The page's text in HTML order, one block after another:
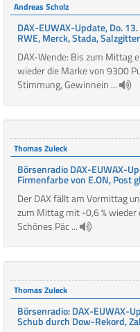
Andreas Scholz
DAX-EUWAX-Update, Do.
RWE, Merck, Stada, Salzgitter
DAX-Wende: Bis zum Mittag
wieder die Marke von 9300
Stimmung, Gewinnein ...
Thomas Zuleck
Börsenradio DAX-EUWAX-
Firmenfarbe von E.ON, Post
Der DAX fällt am Vormittag
zum Mittag mit -0,6 %
Schönes Päc ...
Thomas Zuleck
Börsenradio: DAX-EUWAX-
Schub durch Dow-Rekord,